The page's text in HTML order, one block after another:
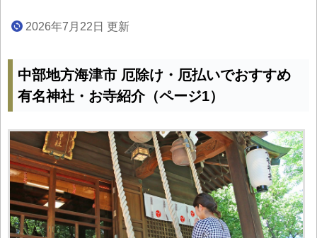
2026年7月22日 更新
中部地方海津市 厄除け・厄払いでおすすめ
有名神社・お寺紹介（ページ1）